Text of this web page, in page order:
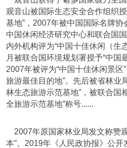
观音山被国际生态安全合作组织
基地”，2007年被中国国际名牌协
中国休闲经济研究中心和联合国
内外机构评为“中国十佳休闲（生
月被联合国环境规划署授予“中国
2007年被评为“中国十佳休闲景区
旅游最佳目的地”。先后被省林业
林生态旅游示范基地”，被联合国
全旅游示范基地”称号......
2007年原国家林业局发文称赞
本”。2019年《人民政协报》公开